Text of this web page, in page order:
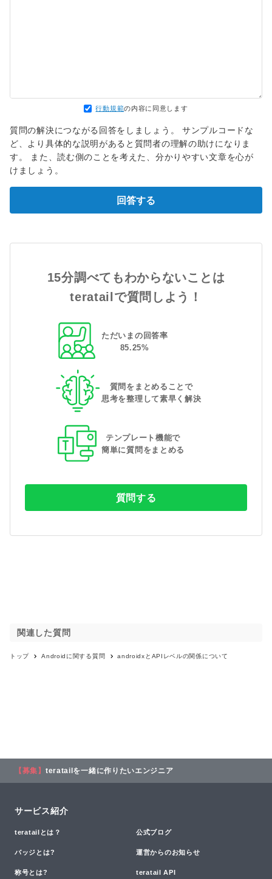
行動規範の内容に同意します
質問の解決につながる回答をしましょう。 サンプルコードな
ど、より具体的な説明があると質問者の理解の助けになりま
す。 また、読む側のことを考えた、分かりやすい文章を心が
けましょう。
回答する
15分調べてもわからないことは
teratailで質問しよう！
ただいまの回答率
85.25%
質問をまとめることで
思考を整理して素早く解決
テンプレート機能で
簡単に質問をまとめる
質問する
関連した質問
トップ Android に関する質問 androidxとAPIレベルの関係について
【募集】 teratailを一緒に作りたいエンジニア
サービス紹介
teratailとは？ 公式ブログ
バッジとは? 運営からのお知らせ
称号とは? teratail API